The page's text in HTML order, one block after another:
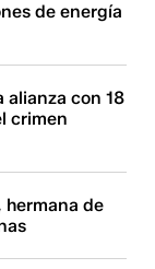
de energía
alianza con 18
crimen
hermana de